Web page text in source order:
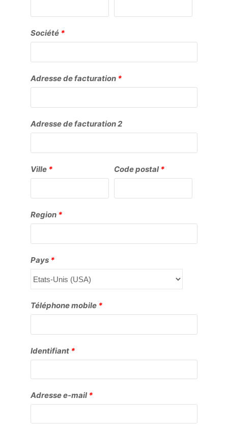
Société *
Adresse de facturation *
Adresse de facturation 2
Ville * Code postal*
Region *
Pays *
Téléphone mobile *
Identifiant *Obligatoire
Adresse e-mail*Obligatoire